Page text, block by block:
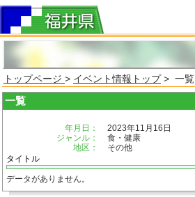
トップページ > イベント情報トップ> 一覧
一覧
年月日：
2023年11月16日
ジャンル：
食・健康
地区：
その他
タイトル
データがありません。